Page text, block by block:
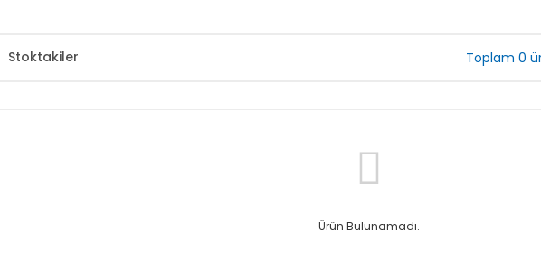
Stoktakiler Toplam 0
Ürün Bulunamadı.